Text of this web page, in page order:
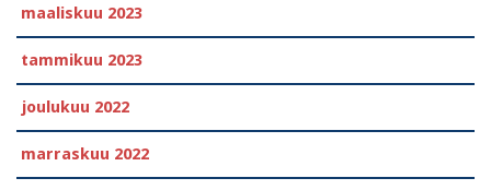
maaliskuu 2023
tammikuu 2023
joulukuu 2022
marraskuu 2022